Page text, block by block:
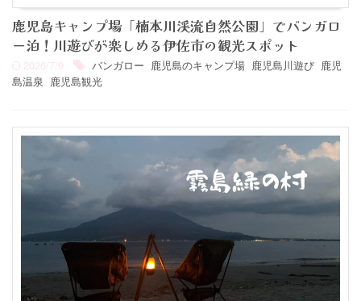
鹿児島キャンプ場「楠本川渓流自然公園」でバンガロ
ー泊！川遊びが楽しめる伊佐市の観光スポット
2026/7/9 バンガロー, 鹿児島のキャンプ場, 鹿児島川遊び, 鹿児
島温泉, 鹿児島観光